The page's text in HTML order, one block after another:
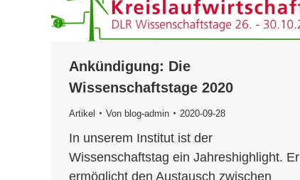
Ankündigung: Die
Wissenschaftstage 2020
Artikel Von blog-admin 2020-09-28
In unserem Institut ist der
Wissenschaftstag ein Jahreshighlight. Er
ermöglicht den Austausch zwischen